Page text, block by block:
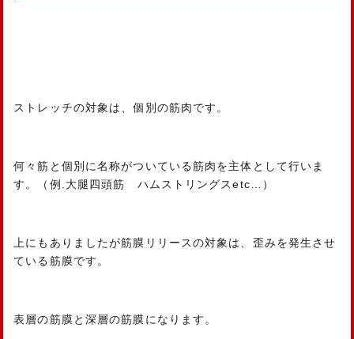
ストレッチの対象は、個別の筋肉です。
何々筋と個別に名称がついている筋肉を主体として行いま
す。（例.大腿四頭筋 ハムストリングスetc…）
上にもありましたが筋膜リリースの対象は、歪みを発生させ
ている筋膜です。
表層の筋膜と深層の筋膜になります。